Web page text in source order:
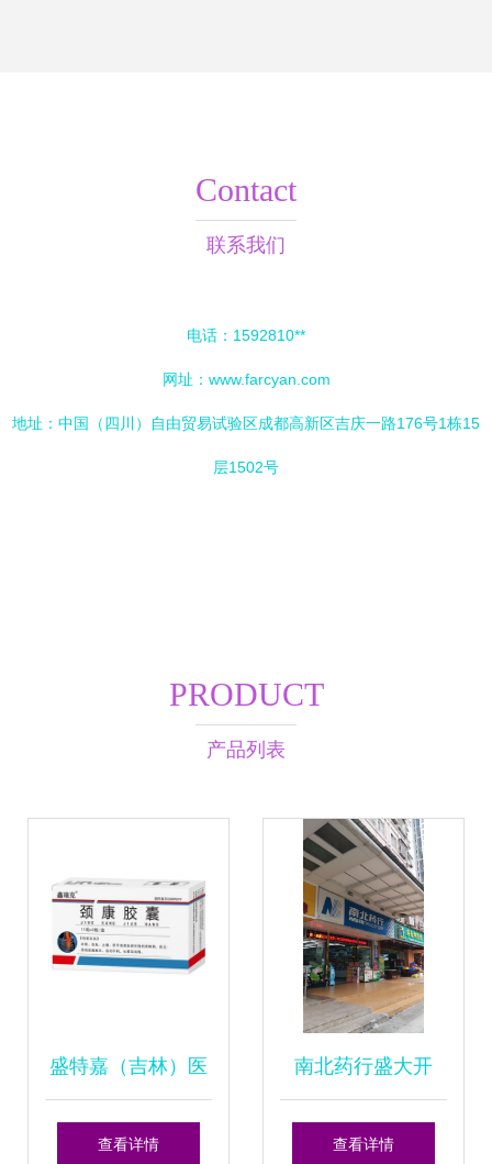
Contact
联系我们
电话：1592810**
网址： www.farcyan.com
地址：中国（四川）自由贸易试验区成都高新区吉庆一路176号1栋15
层1502号
PRODUCT
产品列表
盛特嘉（吉林）医
药批发 从“批发转
查看详情
南北药行盛大开
业，药品零售新篇
查看详情